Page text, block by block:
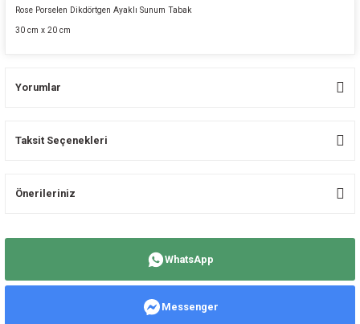
Rose Porselen Dikdörtgen Ayaklı Sunum Tabak
30 cm x 20 cm
Yorumlar
Taksit Seçenekleri
Önerileriniz
Ürün resmi kalitesiz, bozuk veya görüntülenemiyor.
WhatsApp
Messenger